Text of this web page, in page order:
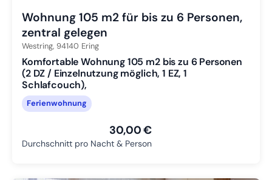
Wohnung 105 m2 für bis zu 6 Personen,
zentral gelegen
Westring, 94140 Ering
Komfortable Wohnung 105 m2 bis zu 6 Personen
(2 DZ / Einzelnutzung möglich, 1 EZ, 1
Schlafcouch),
Ferienwohnung
30,00 €
Durchschnitt pro Nacht & Person